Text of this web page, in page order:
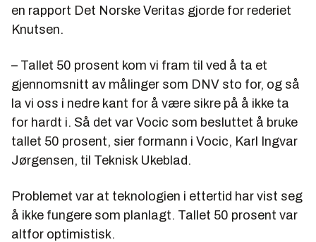
en rapport Det Norske Veritas gjorde for rederiet
Knutsen.
– Tallet 50 prosent kom vi fram til ved å ta et
gjennomsnitt av målinger som DNV sto for, og så
la vi oss i nedre kant for å være sikre på å ikke ta
for hardt i. Så det var Vocic som besluttet å bruke
tallet 50 prosent, sier formann i Vocic, Karl Ingvar
Jørgensen, til Teknisk Ukeblad.
Problemet var at teknologien i ettertid har vist seg
å ikke fungere som planlagt. Tallet 50 prosent var
altfor optimistisk.